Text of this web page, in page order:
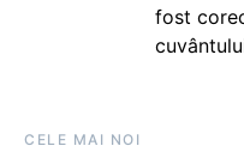
fost
CELE MAI NOI